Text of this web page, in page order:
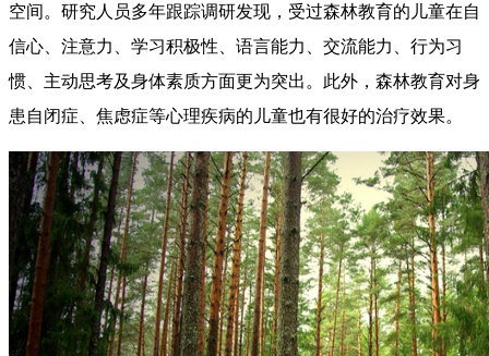
空间。研究人员多年跟踪调研发现，受过森林教育的儿童在自
信心、注意力、学习积极性、语言能力、交流能力、行为习
惯、主动思考及身体素质方面更为突出。此外，森林教育对身
患自闭症、焦虑症等心理疾病的儿童也有很好的治疗效果。